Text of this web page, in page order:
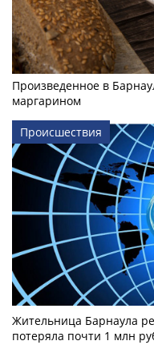
Произведенное в
маргарином
Происшествия
Жительница Барнаула
потеряла почти 1 млн